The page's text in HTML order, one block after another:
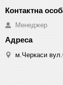
Менеджер
м.Черкаси